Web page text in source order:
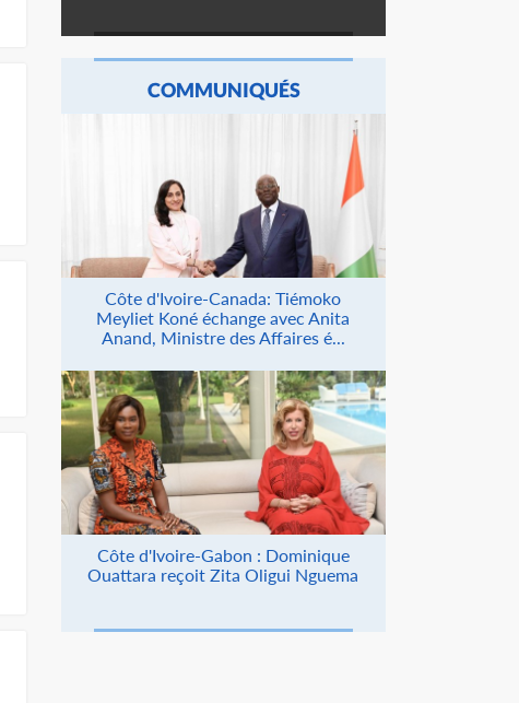
COMMUNIQUÉS
Côte d'Ivoire-Canada: Tiémoko
Meyliet Koné échange avec Anita
Anand, Ministre des Affaires é...
Côte d'Ivoire-Gabon : Dominique
Ouattara reçoit Zita Oligui Nguema